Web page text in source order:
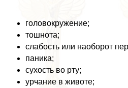
головокружение;
тошнота;
слабость или наоборот
паника;
сухость во рту;
урчание в животе;